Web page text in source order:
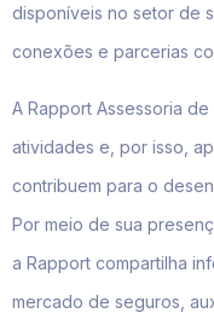
disponíveis no setor de
conexões e parcerias
A Rapport Assessoria
atividades e, por isso,
contribuem para o
Por meio de sua
a Rapport compartilha
mercado de seguros,